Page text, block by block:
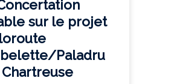
sur le projet
Paladru